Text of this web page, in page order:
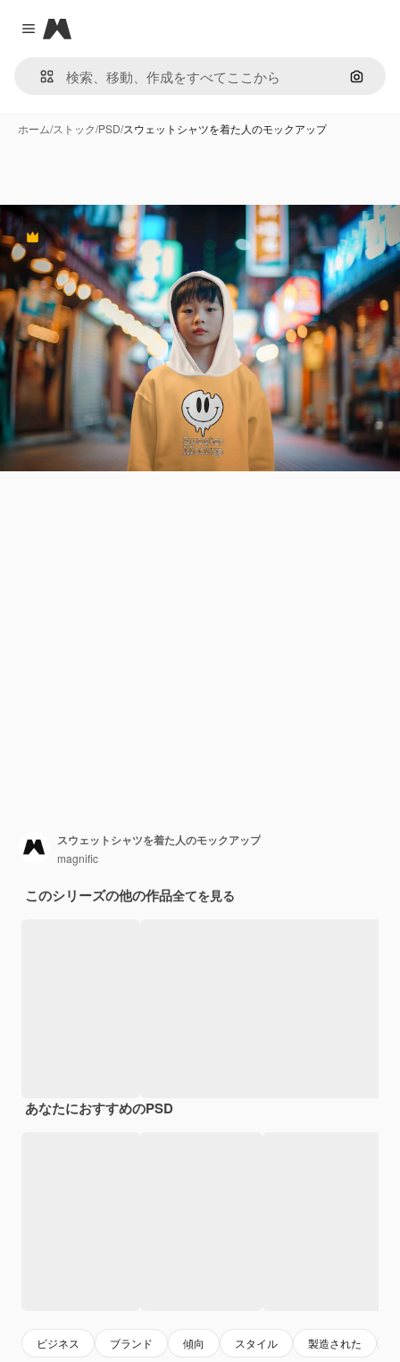
Close menu
Magnific
画像で
ホーム/ストック/PSD/スウェットシャツを着た人のモックアップ
Premium
スウェットシャツを着た人のモックアップ
magnific
このシリーズの他の作品全てを見る
あなたにおすすめのPSD
ビジネス ブランド 傾向 スタイル 製造された